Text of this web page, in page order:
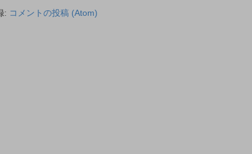
: コメントの投稿 (Atom)